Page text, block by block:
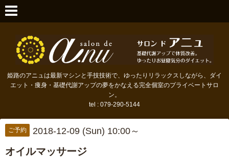
姫路のアニュは最新マシンと手技技術で、ゆったりリラックスしながら、ダイ
エット・痩身・基礎代謝アップの夢をかなえる完全個室のプライベートサロ
ン。
tel : 079-290-5144
ご予約 2018-12-09 (Sun) 10:00～
オイルマッサージ